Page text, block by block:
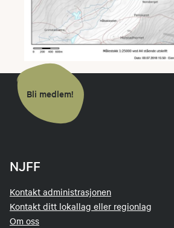
Bli medlem!
NJFF
Kontakt administrasjonen
Kontakt ditt lokallag eller regionlag
Om oss